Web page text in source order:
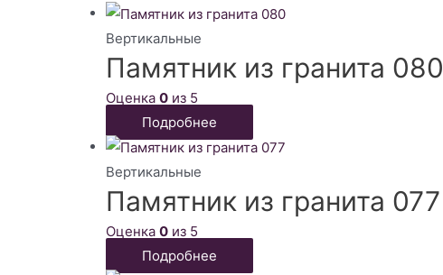
Вертикальные
Памятник из гранита 080
Оценка 0 из 5
Подробнее
Вертикальные
Памятник из гранита 077
Оценка 0 из 5
Подробнее